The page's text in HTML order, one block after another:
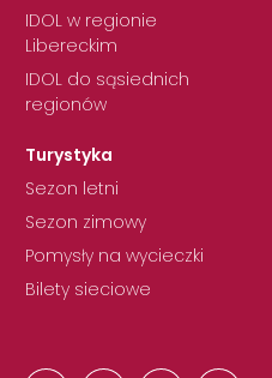
IDOL w regionie
Libereckim
IDOL do sąsiednich
regionów
Turystyka
Sezon letni
Sezon zimowy
Pomysły na wycieczki
Bilety sieciowe